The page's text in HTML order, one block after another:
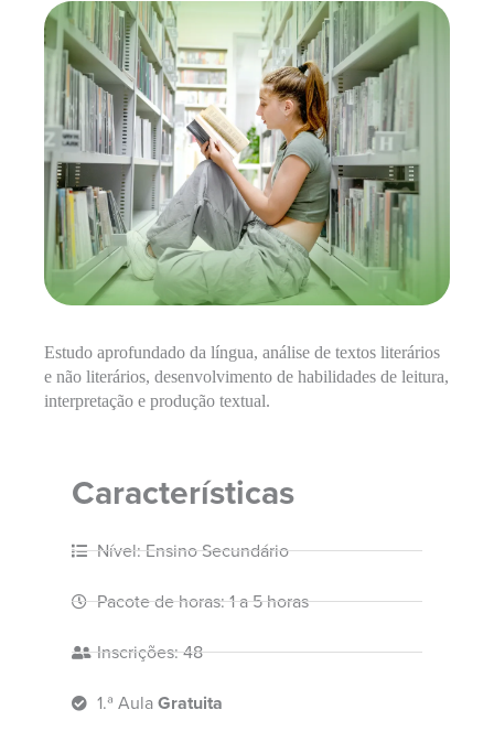
Estudo aprofundado da língua, análise de textos literários
e não literários, desenvolvimento de habilidades de leitura,
interpretação e produção textual.
Características
Nível: Ensino Secundário
Pacote de horas: 1 a 5 horas
Inscrições: 48
1.ª AulaGratuita